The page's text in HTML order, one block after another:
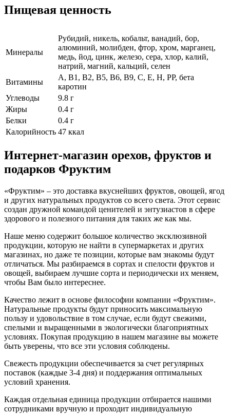
Пищевая ценность
Минералы
Рубидий, никель, кобальт, ванадий, бор,
алюминий, молибден, фтор, хром, марганец,
медь, йод, цинк, железо, сера, хлор, калий,
натрий, магний, кальций, селен
Витамины
А, В1, В2, В5, В6, В9, С, Е, Н, РР, бета
каротин
Углеводы
9.8 г
Жиры
0.4 г
Белки
0.4 г
Калорийность 47 ккал
Интернет-магазин орехов, фруктов и
подарков Фруктим
«Фруктим» – это доставка вкуснейших фруктов, овощей, ягод
и других натуральных продуктов со всего света. Этот сервис
создан дружной командой ценителей и энтузиастов в сфере
здорового и полезного питания для таких же как мы.
Наше меню содержит большое количество эксклюзивной
продукции, которую не найти в супермаркетах и других
магазинах, но даже те позиции, которые вам знакомы будут
отличаться. Мы разбираемся в сортах и спелости фруктов и
овощей, выбираем лучшие сорта и периодически их меняем,
чтобы Вам было интереснее.
Качество лежит в основе философии компании «Фруктим».
Натуральные продукты будут приносить максимальную
пользу и удовольствие в том случае, если будут свежими,
cпелыми и выращенными в экологически благоприятных
условиях. Покупая продукцию в нашем магазине вы можете
быть уверены, что все эти условия соблюдены.
Свежесть продукции обеспечивается за счет регулярных
поставок (каждые 3-4 дня) и поддержания оптимальных
условий хранения.
Каждая отдельная единица продукции отбирается нашими
сотрудниками вручную и проходит индивидуальную